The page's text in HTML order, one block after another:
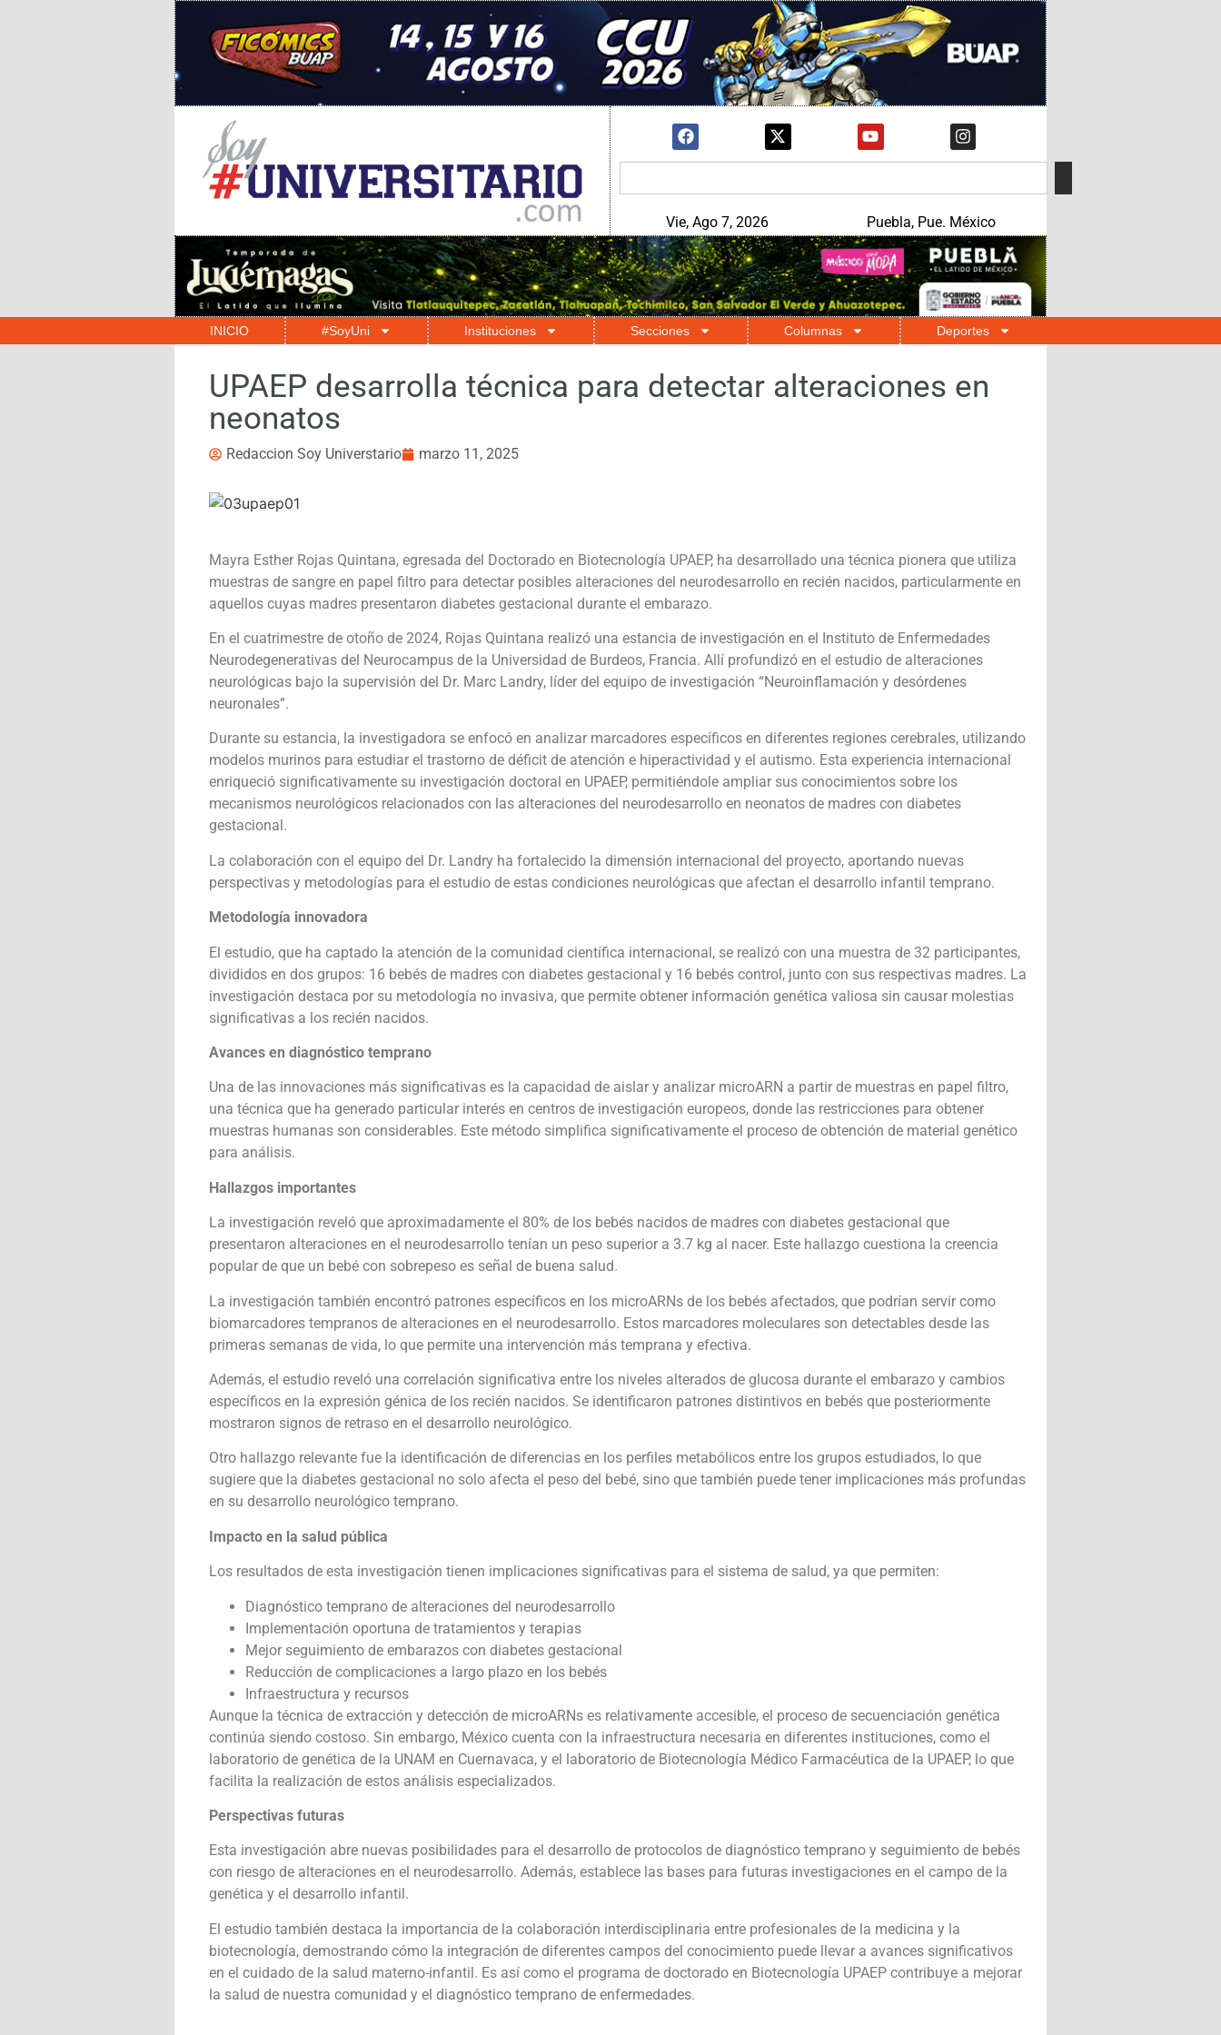
Vie, Ago 7, 2026 Puebla, Pue. México
INICIO #SoyUni Instituciones Secciones Columnas Deportes
UPAEP desarrolla técnica para detectar alteraciones en
neonatos
Redaccion Soy Universtario marzo 11, 2025
Mayra Esther Rojas Quintana, egresada del Doctorado en Biotecnología UPAEP, ha desarrollado una técnica pionera que utiliza
muestras de sangre en papel filtro para detectar posibles alteraciones del neurodesarrollo en recién nacidos, particularmente en
aquellos cuyas madres presentaron diabetes gestacional durante el embarazo.
En el cuatrimestre de otoño de 2024, Rojas Quintana realizó una estancia de investigación en el Instituto de Enfermedades
Neurodegenerativas del Neurocampus de la Universidad de Burdeos, Francia. Allí profundizó en el estudio de alteraciones
neurológicas bajo la supervisión del Dr. Marc Landry, líder del equipo de investigación “Neuroinflamación y desórdenes
neuronales”.
Durante su estancia, la investigadora se enfocó en analizar marcadores específicos en diferentes regiones cerebrales, utilizando
modelos murinos para estudiar el trastorno de déficit de atención e hiperactividad y el autismo. Esta experiencia internacional
enriqueció significativamente su investigación doctoral en UPAEP, permitiéndole ampliar sus conocimientos sobre los
mecanismos neurológicos relacionados con las alteraciones del neurodesarrollo en neonatos de madres con diabetes
gestacional.
La colaboración con el equipo del Dr. Landry ha fortalecido la dimensión internacional del proyecto, aportando nuevas
perspectivas y metodologías para el estudio de estas condiciones neurológicas que afectan el desarrollo infantil temprano.
Metodología innovadora
El estudio, que ha captado la atención de la comunidad científica internacional, se realizó con una muestra de 32 participantes,
divididos en dos grupos: 16 bebés de madres con diabetes gestacional y 16 bebés control, junto con sus respectivas madres. La
investigación destaca por su metodología no invasiva, que permite obtener información genética valiosa sin causar molestias
significativas a los recién nacidos.
Avances en diagnóstico temprano
Una de las innovaciones más significativas es la capacidad de aislar y analizar microARN a partir de muestras en papel filtro,
una técnica que ha generado particular interés en centros de investigación europeos, donde las restricciones para obtener
muestras humanas son considerables. Este método simplifica significativamente el proceso de obtención de material genético
para análisis.
Hallazgos importantes
La investigación reveló que aproximadamente el 80% de los bebés nacidos de madres con diabetes gestacional que
presentaron alteraciones en el neurodesarrollo tenían un peso superior a 3.7 kg al nacer. Este hallazgo cuestiona la creencia
popular de que un bebé con sobrepeso es señal de buena salud.
La investigación también encontró patrones específicos en los microARNs de los bebés afectados, que podrían servir como
biomarcadores tempranos de alteraciones en el neurodesarrollo. Estos marcadores moleculares son detectables desde las
primeras semanas de vida, lo que permite una intervención más temprana y efectiva.
Además, el estudio reveló una correlación significativa entre los niveles alterados de glucosa durante el embarazo y cambios
específicos en la expresión génica de los recién nacidos. Se identificaron patrones distintivos en bebés que posteriormente
mostraron signos de retraso en el desarrollo neurológico.
Otro hallazgo relevante fue la identificación de diferencias en los perfiles metabólicos entre los grupos estudiados, lo que
sugiere que la diabetes gestacional no solo afecta el peso del bebé, sino que también puede tener implicaciones más profundas
en su desarrollo neurológico temprano.
Impacto en la salud pública
Los resultados de esta investigación tienen implicaciones significativas para el sistema de salud, ya que permiten:
Diagnóstico temprano de alteraciones del neurodesarrollo
Implementación oportuna de tratamientos y terapias
Mejor seguimiento de embarazos con diabetes gestacional
Reducción de complicaciones a largo plazo en los bebés
Infraestructura y recursos
Aunque la técnica de extracción y detección de microARNs es relativamente accesible, el proceso de secuenciación genética
continúa siendo costoso. Sin embargo, México cuenta con la infraestructura necesaria en diferentes instituciones, como el
laboratorio de genética de la UNAM en Cuernavaca, y el laboratorio de Biotecnología Médico Farmacéutica de la UPAEP, lo que
facilita la realización de estos análisis especializados.
Perspectivas futuras
Esta investigación abre nuevas posibilidades para el desarrollo de protocolos de diagnóstico temprano y seguimiento de bebés
con riesgo de alteraciones en el neurodesarrollo. Además, establece las bases para futuras investigaciones en el campo de la
genética y el desarrollo infantil.
El estudio también destaca la importancia de la colaboración interdisciplinaria entre profesionales de la medicina y la
biotecnología, demostrando cómo la integración de diferentes campos del conocimiento puede llevar a avances significativos
en el cuidado de la salud materno-infantil. Es así como el programa de doctorado en Biotecnología UPAEP contribuye a mejorar
la salud de nuestra comunidad y el diagnóstico temprano de enfermedades.